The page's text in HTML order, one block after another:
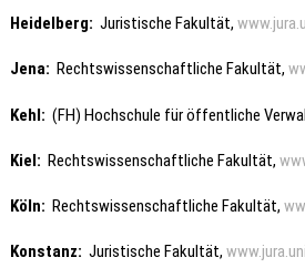
Heidelberg:Juristische Fakultät,
Jena: Rechtswissenschaftliche Fakultät,
Kehl:(FH) Hochschule für öffentliche
Kiel:Rechtswissenschaftliche Fakultät,
Köln:Rechtswissenschaftliche Fakultät,
Konstanz:Juristische Fakultät,